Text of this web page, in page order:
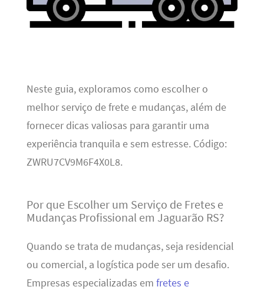
Neste guia, exploramos como escolher o
melhor serviço de frete e mudanças, além de
fornecer dicas valiosas para garantir uma
experiência tranquila e sem estresse. Código:
ZWRU7CV9M6F4X0L8.
Por que Escolher um Serviço de Fretes e
Mudanças Profissional em Jaguarão RS?
Quando se trata de mudanças, seja residencial
ou comercial, a logística pode ser um desafio.
Empresas especializadas em fretes e